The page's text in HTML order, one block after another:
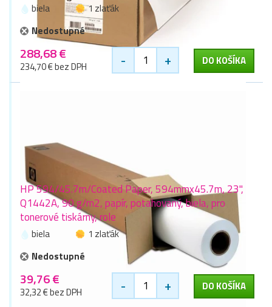
biela
1 zlaťák
Nedostupné
288,68 €
234,70 € bez DPH - + DO KOŠÍKA
HP 594/45.7m/Coated Paper, 594mmx45.7m, 23",
Q1442A, 90 g/m2, papír, potahovaný, biela, pro
tonerové tiskárny, role
biela
1 zlaťák
Nedostupné
39,76 €
32,32 € bez DPH - + DO KOŠÍKA